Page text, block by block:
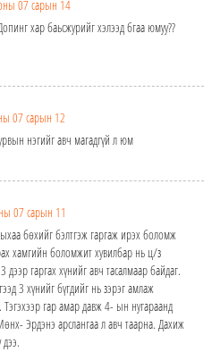
07 сарын 14
хар баьсжурийг хэлээд бгаа юмуу??
07 сарын 12
нэгийг авч магадгүй л юм
07 сарын 11
бөхийг бэлтгэж гаргаж ирэх боломж
хамгийн боломжит хувилбар нь ц/з
дээр гаргах хүнийг авч тасалмаар байдаг.
3 хүнийг бүгдийг нь зэрэг амлаж
гар амар давж 4- ын нугараанд
Эрдэнэ арслангаа л авч таарна. Дахиж